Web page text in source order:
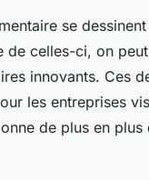
se
de celles-ci, on
innovants. Ces
les entreprises
de plus en